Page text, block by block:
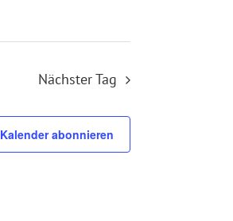
Nächster Tag
Kalender abonnieren